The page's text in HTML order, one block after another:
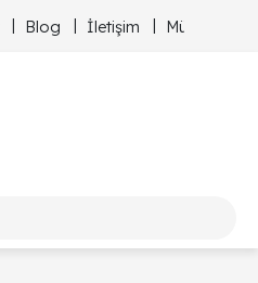
Blog İletişim Müşteri